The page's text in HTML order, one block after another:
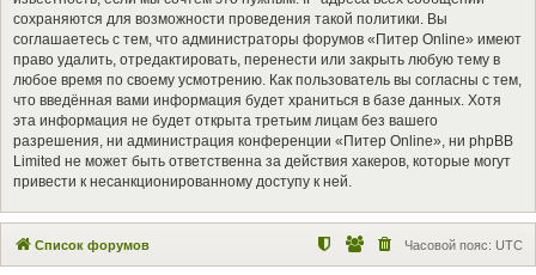
сохраняются для возможности проведения такой политики. Вы
соглашаетесь с тем, что администраторы форумов «Питер Online» имеют
право удалить, отредактировать, перенести или закрыть любую тему в
любое время по своему усмотрению. Как пользователь вы согласны с тем,
что введённая вами информация будет храниться в базе данных. Хотя
эта информация не будет открыта третьим лицам без вашего
разрешения, ни администрация конференции «Питер Online», ни phpBB
Limited не может быть ответственна за действия хакеров, которые могут
привести к несанкционированному доступу к ней.
Список форумов Часовой пояс: UTC